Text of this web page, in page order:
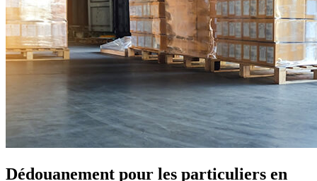
Dédouanement pour les particuliers en